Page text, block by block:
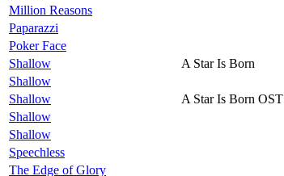
Million Reasons
Paparazzi
Poker Face
Shallow
A Star Is Born
Shallow
Shallow
A Star Is Born OST
Shallow
Shallow
Speechless
The Edge of Glory